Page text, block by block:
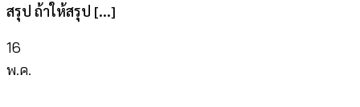
สรุป ถ้าให้สรุป [...]
16
พ.ค.